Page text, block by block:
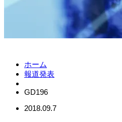
ホーム
報道発表
GD196
2018.09.7